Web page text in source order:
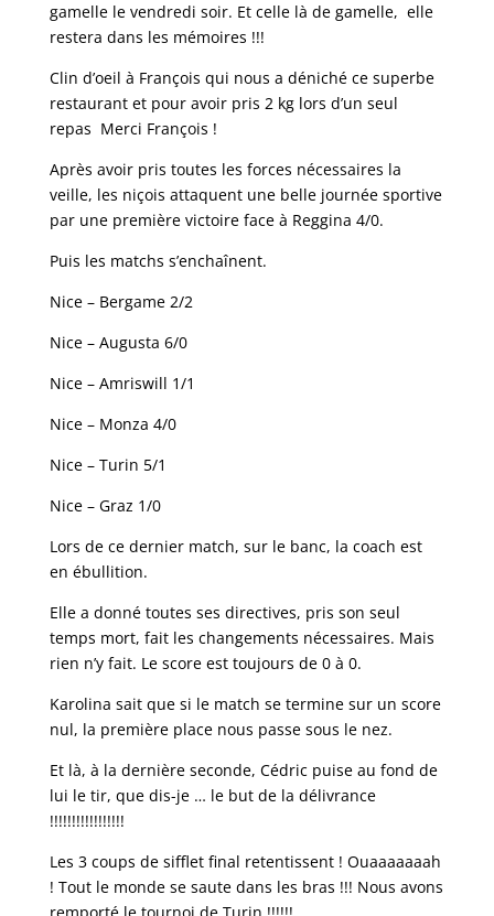
gamelle le vendredi soir. Et celle là de gamelle, elle
restera dans les mémoires !!!
Clin d’oeil à François qui nous a déniché ce superbe
restaurant et pour avoir pris 2 kg lors d’un seul
repas Merci François !
Après avoir pris toutes les forces nécessaires la
veille, les niçois attaquent une belle journée sportive
par une première victoire face à Reggina 4/0.
Puis les matchs s’enchaînent.
Nice – Bergame 2/2
Nice – Augusta 6/0
Nice – Amriswill 1/1
Nice – Monza 4/0
Nice – Turin 5/1
Nice – Graz 1/0
Lors de ce dernier match, sur le banc, la coach est
en ébullition.
Elle a donné toutes ses directives, pris son seul
temps mort, fait les changements nécessaires. Mais
rien n’y fait. Le score est toujours de 0 à 0.
Karolina sait que si le match se termine sur un score
nul, la première place nous passe sous le nez.
Et là, à la dernière seconde, Cédric puise au fond de
lui le tir, que dis-je … le but de la délivrance
!!!!!!!!!!!!!!!!!
Les 3 coups de sifflet final retentissent ! Ouaaaaaaah
! Tout le monde se saute dans les bras !!! Nous avons